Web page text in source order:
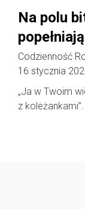
Na polu
Codzienność
16 stycznia
„Ja w Twoim
z